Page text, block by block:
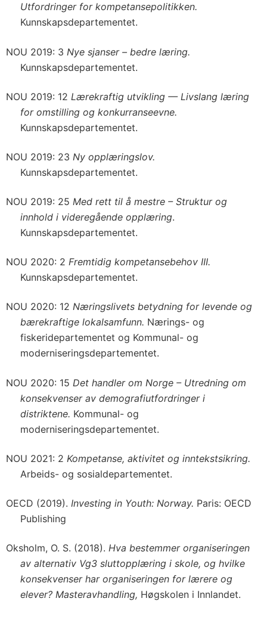
Utfordringer for kompetansepolitikken.
Kunnskapsdepartementet.
NOU 2019: 3 Nye sjanser – bedre læring.
Kunnskapsdepartementet.
NOU 2019: 12 Lærekraftig utvikling — Livslang læring
for omstilling og konkurranseevne.
Kunnskapsdepartementet.
NOU 2019: 23 Ny opplæringslov.
Kunnskapsdepartementet.
NOU 2019: 25 Med rett til å mestre – Struktur og
innhold i videregående opplæring.
Kunnskapsdepartementet.
NOU 2020: 2 Fremtidig kompetansebehov III.
Kunnskapsdepartementet.
NOU 2020: 12 Næringslivets betydning for levende og
bærekraftige lokalsamfunn. Nærings- og
fiskeridepartementet og Kommunal- og
moderniseringsdepartementet.
NOU 2020: 15 Det handler om Norge – Utredning om
konsekvenser av demografiutfordringer i
distriktene. Kommunal- og
moderniseringsdepartementet.
NOU 2021: 2 Kompetanse, aktivitet og inntekstsikring.
Arbeids- og sosialdepartementet.
OECD (2019). Investing in Youth: Norway. Paris: OECD
Publishing
Oksholm, O. S. (2018). Hva bestemmer organiseringen
av alternativ Vg3 sluttopplæring i skole, og hvilke
konsekvenser har organiseringen for lærere og
elever? Masteravhandling, Høgskolen i Innlandet.